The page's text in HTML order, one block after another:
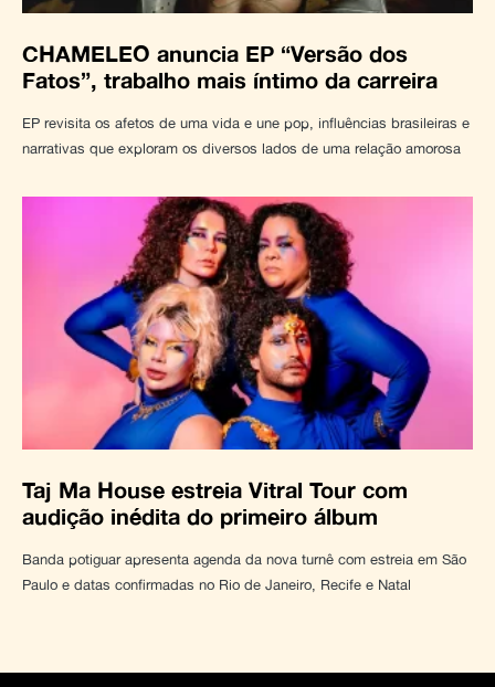
CHAMELEO anuncia EP “Versão dos
Fatos”, trabalho mais íntimo da carreira
EP revisita os afetos de uma vida e une pop, influências brasileiras e
narrativas que exploram os diversos lados de uma relação amorosa
Taj Ma House estreia Vitral Tour com
audição inédita do primeiro álbum
Banda potiguar apresenta agenda da nova turnê com estreia em São
Paulo e datas confirmadas no Rio de Janeiro, Recife e Natal